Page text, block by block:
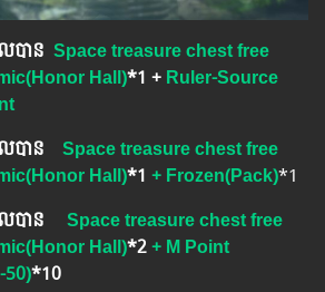
បាន Space treasure chest free
Hall)*1 +Ruler-Source
បាន Space treasure chest free
Hall)*1 + Frozen(Pack)*1
បាន Space treasure chest free
Hall)*2+ M Point
*10